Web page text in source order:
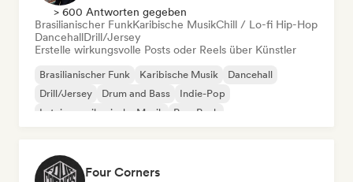
> 600 Antworten gegeben
Brasilianischer FunkKaribische MusikChill / Lo-fi Hip-Hop
DancehallDrill/Jersey
Erstelle wirkungsvolle Posts oder Reels über Künstler
Brasilianischer Funk Karibische Musik
Dancehall
Drill/Jersey
Drum and Bass
Indie-Pop
Lateinamerikanische Musik
Pop-Punk
Four Corners